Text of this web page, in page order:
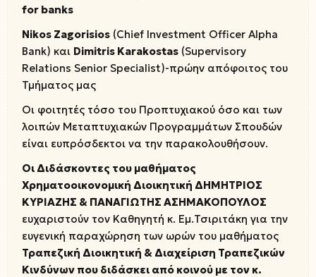
for banks
Nikos Zagorisios (Chief Investment Officer Alpha
Bank) και Dimitris Karakostas (Supervisory
Relations Senior Specialist)-πρώην απόφοιτος του
Τμήματος μας
Οι φοιτητές τόσο του Προπτυχιακού όσο και των
λοιπών Μεταπτυχιακών Προγραμμάτων Σπουδών
είναι ευπρόσδεκτοι να την παρακολουθήσουν.
Οι Διδάσκοντες του μαθήματος
Χρηματοοικονομική Διοικητική ΔΗΜΗΤΡΙΟΣ
ΚΥΡΙΑΖΗΣ & ΠΑΝΑΓΙΩΤΗΣ ΑΣΗΜΑΚΟΠΟΥΛΟΣ
ευχαριστούν τον Καθηγητή κ. Εμ.Τσιριτάκη για την
ευγενική παραχώρηση των ωρών του μαθήματος
Τραπεζική Διοικητική & Διαχείριση Τραπεζικών
Κινδύνων που διδάσκει από κοινού με τον κ.